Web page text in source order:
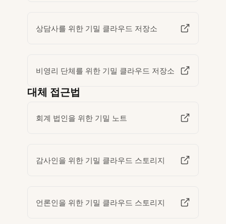
상담사를 위한 기밀 클라우드 저장소
비영리 단체를 위한 기밀 클라우드 저장소
대체 접근법
회계 법인을 위한 기밀 노트
감사인을 위한 기밀 클라우드 스토리지
언론인을 위한 기밀 클라우드 스토리지